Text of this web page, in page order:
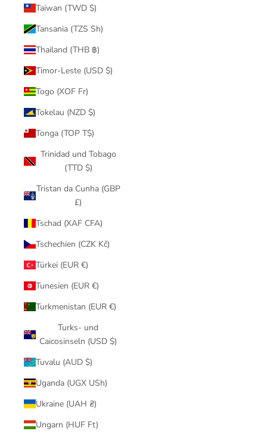
Taiwan (TWD $)
Tansania (TZS Sh)
Thailand (THB ฿)
Timor-Leste (USD $)
Togo (XOF Fr)
Tokelau (NZD $)
Tonga (TOP T$)
Trinidad und Tobago
(TTD $)
Tristan da Cunha (GBP
£)
Tschad (XAF CFA)
Tschechien (CZK Kč)
Türkei (EUR €)
Tunesien (EUR €)
Turkmenistan (EUR €)
Turks- und
Caicosinseln (USD $)
Tuvalu (AUD $)
Uganda (UGX USh)
Ukraine (UAH ₴)
Ungarn (HUF Ft)